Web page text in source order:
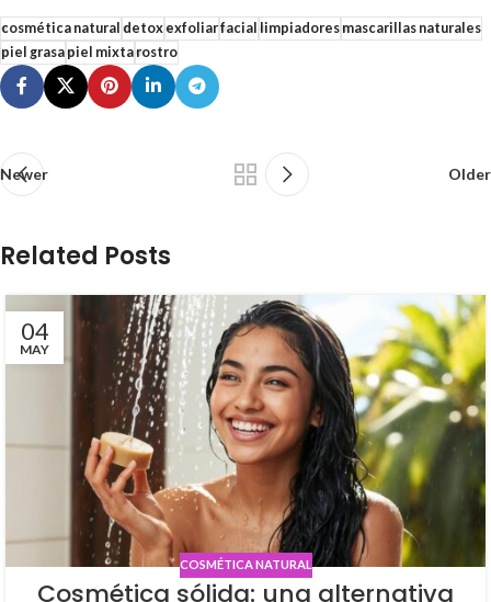
cosmética natural detoxexfoliarfacial limpiadoresmascarillas naturales
piel grasapiel mixtarostro
Newer Older
Related Posts
04
MAY
COSMÉTICA NATURAL
Cosmética sólida: una alternativa